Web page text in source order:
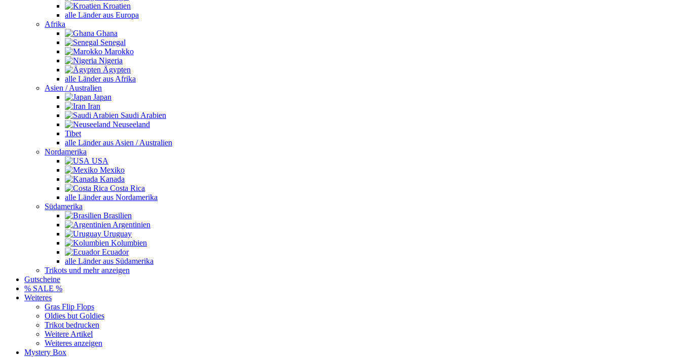
Kroatien
alle Länder aus Europa
Afrika
Ghana
Senegal
Marokko
Nigeria
Ägypten
alle Länder aus Afrika
Asien / Australien
Japan
Iran
Saudi Arabien
Neuseeland
Tibet
alle Länder aus Asien / Australien
Nordamerika
USA
Mexiko
Kanada
Costa Rica
alle Länder aus Nordamerika
Südamerika
Brasilien
Argentinien
Uruguay
Kolumbien
Ecuador
alle Länder aus Südamerika
Trikots und mehr anzeigen
Gutscheine
% SALE %
Weiteres
Gras Flip Flops
Oldies but Goldies
Trikot bedrucken
Weitere Artikel
Weiteres anzeigen
Mystery Box